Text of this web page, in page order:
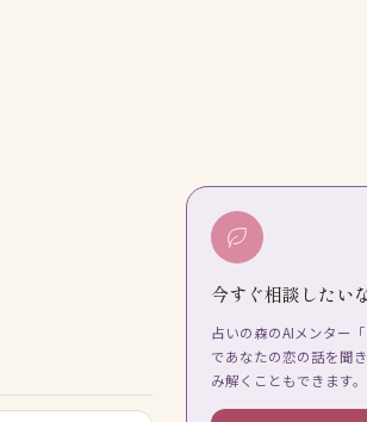
今すぐ相談したい
占いの森のAIメンター
であなたの恋の話を聞
み解くこともできます。